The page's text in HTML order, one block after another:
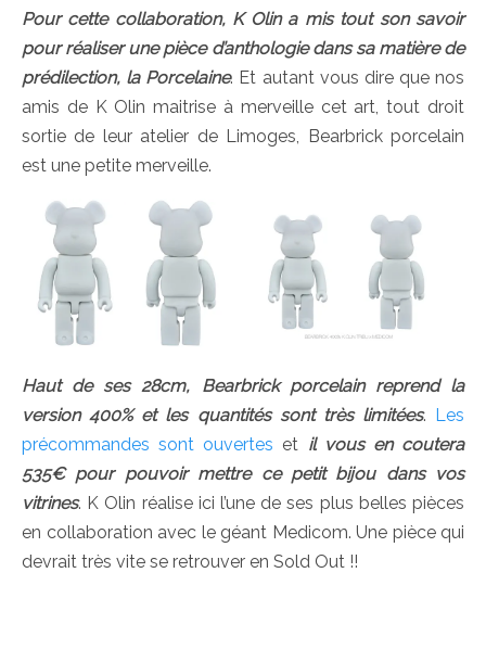
Pour cette collaboration, K Olin a mis tout son savoir
pour réaliser une pièce d’anthologie dans sa matière de
prédilection, la Porcelaine. Et autant vous dire que nos
amis de K Olin maitrise à merveille cet art, tout droit
sortie de leur atelier de Limoges, Bearbrick porcelain
est une petite merveille.
Haut de ses 28cm, Bearbrick porcelain reprend la
version 400% et les quantités sont très limitées. Les
précommandes sont ouvertes et il vous en coutera
535€ pour pouvoir mettre ce petit bijou dans vos
vitrines. K Olin réalise ici l’une de ses plus belles pièces
en collaboration avec le géant Medicom. Une pièce qui
devrait très vite se retrouver en Sold Out !!